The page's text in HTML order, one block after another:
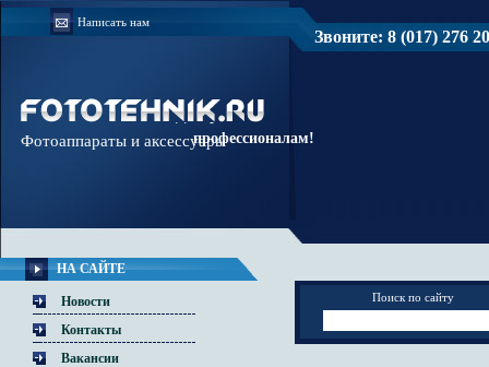
Написать нам
Звоните: 8 (017) 276
Доверяйте
профессионалам!
Фотоаппараты и аксессуары
НА САЙТЕ
Новости
Контакты
Вакансии
Поиск по сайту